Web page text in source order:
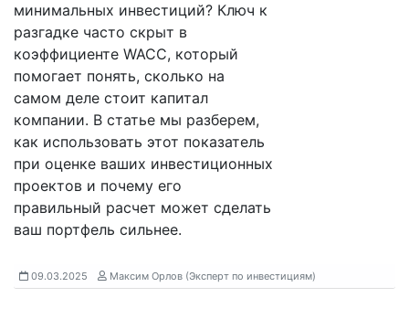
минимальных инвестиций? Ключ к
разгадке часто скрыт в
коэффициенте WACC, который
помогает понять, сколько на
самом деле стоит капитал
компании. В статье мы разберем,
как использовать этот показатель
при оценке ваших инвестиционных
проектов и почему его
правильный расчет может сделать
ваш портфель сильнее.
09.03.2025 Максим Орлов (Эксперт по инвестициям)